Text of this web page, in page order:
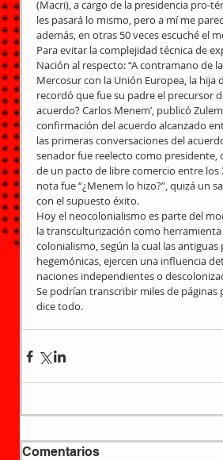
(Macri), a cargo de la presidencia pro-
les pasará lo mismo, pero a mí me
además, en otras 50 veces escuché el
Para evitar la complejidad técnica de
Nación al respecto: “A contramano de
Mercosur con la Unión Europea, la
recordó que fue su padre el precursor
acuerdo? Carlos Menem’, publicó
confirmación del acuerdo alcanzado
las primeras conversaciones del
senador fue reelecto como presidente,
de un pacto de libre comercio entre los
nota fue “¿Menem lo hizo?”, quizá un
con el supuesto éxito.
Hoy el neocolonialismo es parte del
la transculturización como
colonialismo, según la cual las
hegemónicas, ejercen una influencia
naciones independientes o
Se podrían transcribir miles de
dice todo.
Comentarios